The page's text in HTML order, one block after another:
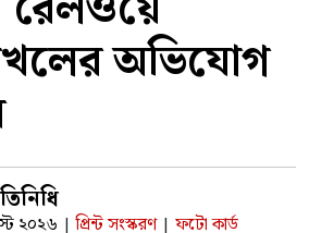
অভিযোগ
২০২৬ | প্রিন্ট সংস্করণ | ফটো কার্ড